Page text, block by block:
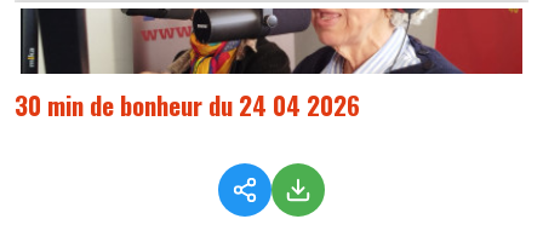
30 min de bonheur du 24 04 2026